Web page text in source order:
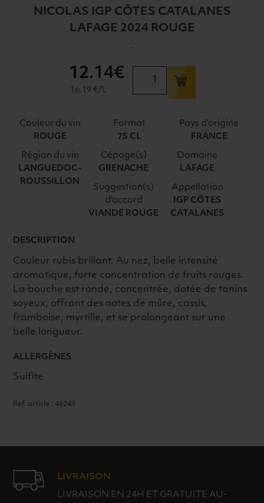
NICOLAS IGP CÔTES CATALANES
LAFAGE 2024 ROUGE
-
NICOLAS
LAFAGE
2024
ROUGE
12.14€
16.19 €/L
Couleur du vin
ROUGE
Format
75 CL
Pays d'origine
FRANCE
Région du vin
LANGUEDOC-
ROUSSILLON
Cépage(s)
GRENACHE
Domaine
LAFAGE
Suggestion(s)
d'accord
VIANDE ROUGE
Appellation
IGP CÔTES
CATALANES
DESCRIPTION
Couleur rubis brillant. Au nez, belle intensité
aromatique, forte concentration de fruits rouges.
La bouche est ronde, concentrée, dotée de tanins
soyeux, offrant des notes de mûre, cassis,
framboise, myrtille, et se prolongeant sur une
belle longueur.
ALLERGÈNES
Sulfite
Ref. article : 46249
LIVRAISON
LIVRAISON EN 24H ET GRATUITE AU-